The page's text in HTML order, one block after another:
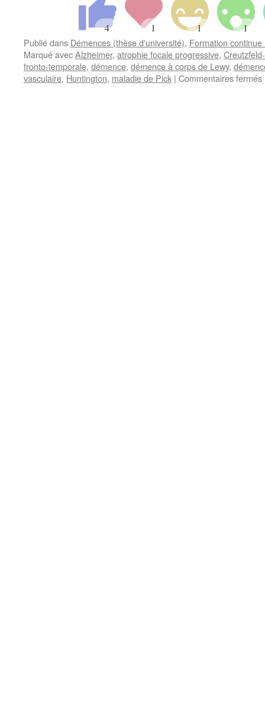
Publié dans Démences (thèse d'université), Formation
Marqué avecAlzheimer, atrophie focale progressive,
fronto-temporale, démence, démence à corps de Lewy,
vasculaire, Huntington, maladie de Pick | Commentaires fermés